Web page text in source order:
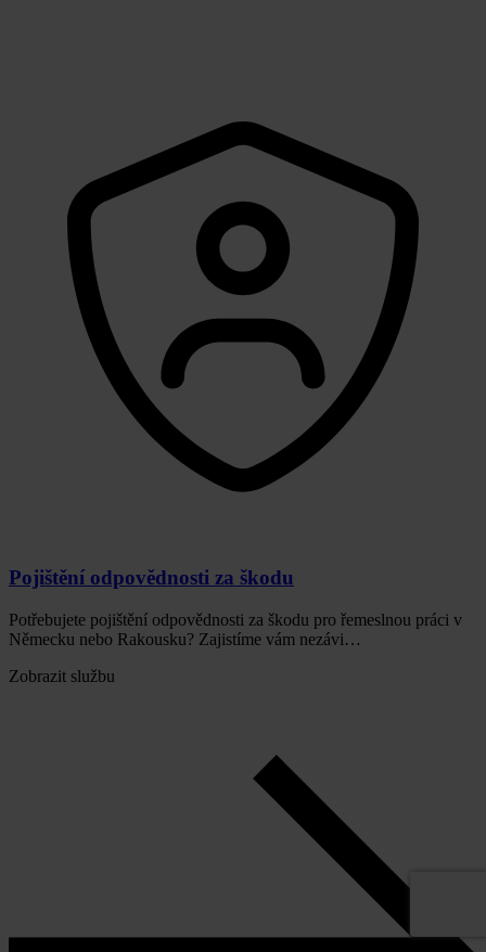
Pojištění odpovědnosti za škodu
Potřebujete pojištění odpovědnosti za škodu pro řemeslnou práci v
Německu nebo Rakousku? Zajistíme vám nezávi…
Zobrazit službu